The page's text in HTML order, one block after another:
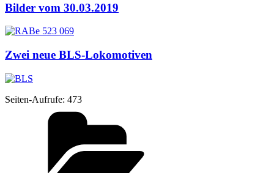
Bilder vom 30.03.2019
Zwei neue BLS-Lokomotiven
Sei­ten-Auf­ru­fe: 473